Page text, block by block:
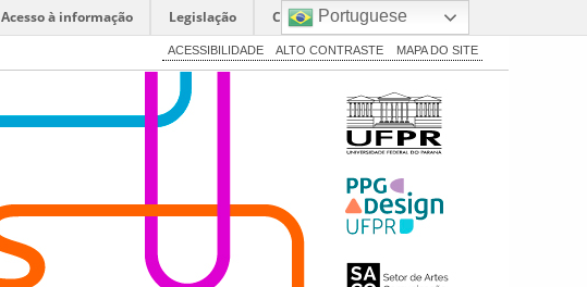
Acesso à informação Legislação Canais
ACESSIBILIDADE ALTO CONTRASTE MAPA DO SITE
Portuguese